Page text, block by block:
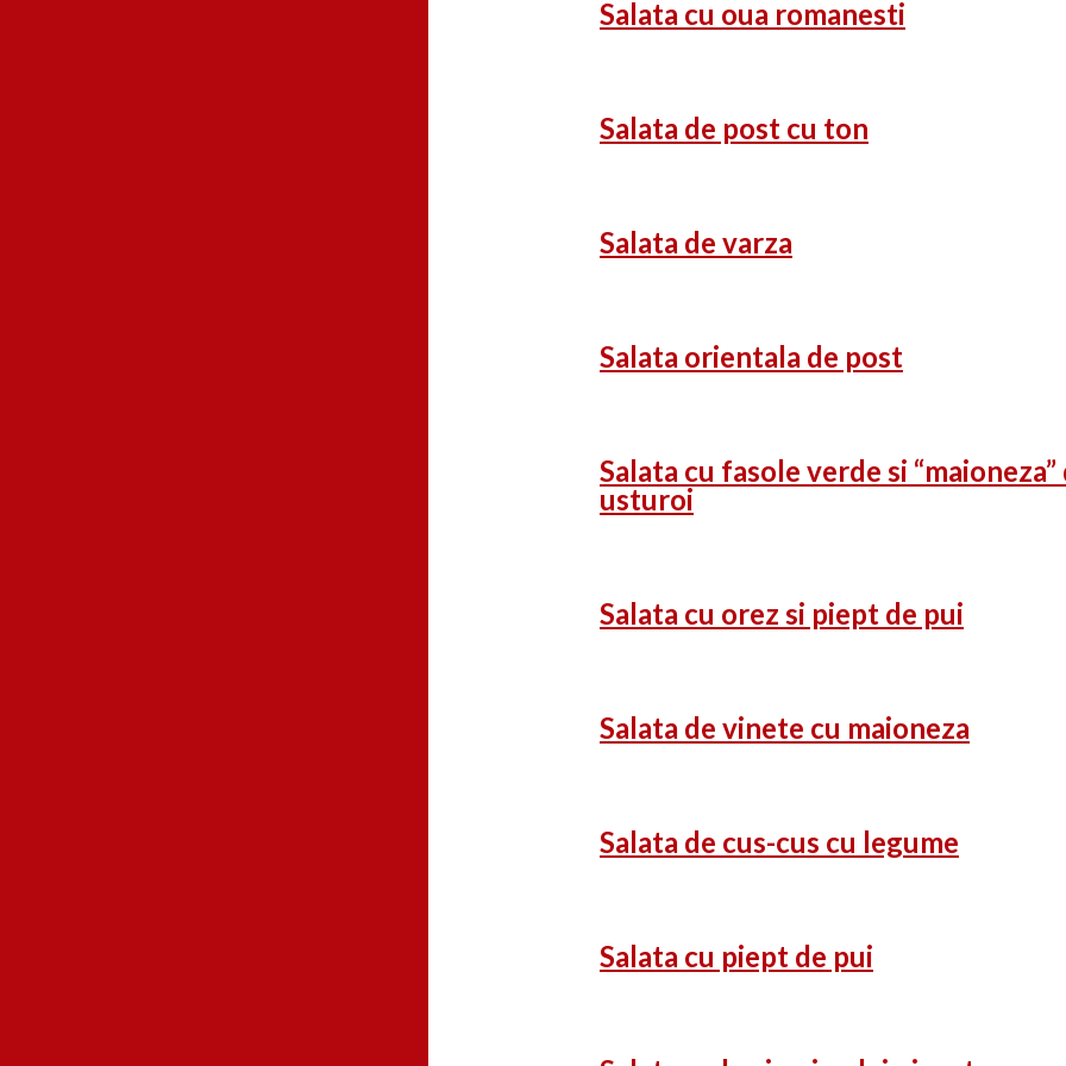
Salata cu oua romanesti
Salata de post cu ton
Salata de varza
Salata orientala de post
Salata cu fasole verde si “maioneza”
usturoi
Salata cu orez si piept de pui
Salata de vinete cu maioneza
Salata de cus-cus cu legume
Salata cu piept de pui